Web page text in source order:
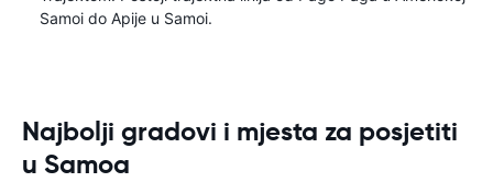
Samoi do Apije u Samoi.
Najbolji gradovi i mjesta za posjetiti
u Samoa